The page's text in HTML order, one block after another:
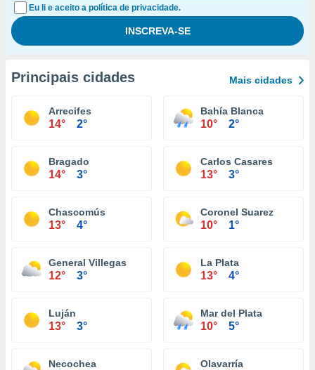
Eu li e aceito a política de privacidade.
Principais cidades Mais cidades
Arrecifes
14° 2°
Bahía Blanca
10° 2°
Bragado
14° 3°
Carlos Casares
13° 3°
Chascomús
13° 4°
Coronel Suarez
10° 1°
General Villegas
12° 3°
La Plata
13° 4°
Luján
13° 3°
Mar del Plata
10° 5°
Necochea Olavarría